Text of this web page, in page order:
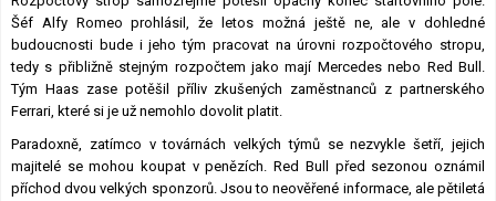
Šéf Alfy Romeo prohlásil, že letos možná ještě ne, ale v dohledné
budoucnosti bude i jeho tým pracovat na úrovni rozpočtového stropu,
tedy s přibližně stejným rozpočtem jako mají Mercedes nebo Red Bull.
Tým Haas zase potěšil příliv zkušených zaměstnanců z partnerského
Ferrari, které si je už nemohlo dovolit platit.
Paradoxně, zatímco v továrnách velkých týmů se nezvykle šetří, jejich
majitelé se mohou koupat v penězích. Red Bull před sezonou oznámil
příchod dvou velkých sponzorů. Jsou to neověřené informace, ale pětiletá